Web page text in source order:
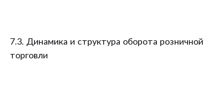
7.3. Динамика и структура оборота розничной
торговли